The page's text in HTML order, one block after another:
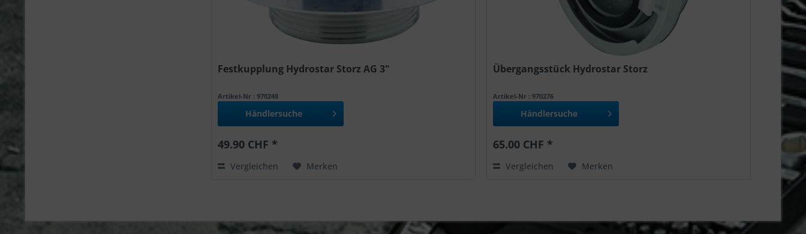
Festkupplung Hydrostar Storz AG 3"
Artikel-Nr : 970248
Händlersuche
49.90 CHF *
Vergleichen Merken
Übergangsstück Hydrostar Storz
Artikel-Nr : 970276
Händlersuche
65.00 CHF *
Vergleichen Merken